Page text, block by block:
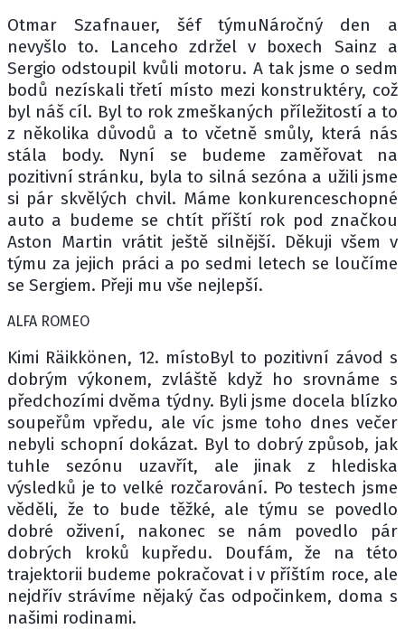
Otmar Szafnauer, šéf týmuNáročný den a
nevyšlo to. Lanceho zdržel v boxech Sainz a
Sergio odstoupil kvůli motoru. A tak jsme o sedm
bodů nezískali třetí místo mezi konstruktéry, což
byl náš cíl. Byl to rok zmeškaných příležitostí a to
z několika důvodů a to včetně smůly, která nás
stála body. Nyní se budeme zaměřovat na
pozitivní stránku, byla to silná sezóna a užili jsme
si pár skvělých chvil. Máme konkurenceschopné
auto a budeme se chtít příští rok pod značkou
Aston Martin vrátit ještě silnější. Děkuji všem v
týmu za jejich práci a po sedmi letech se loučíme
se Sergiem. Přeji mu vše nejlepší.
ALFA ROMEO
Kimi Räikkönen, 12. místoByl to pozitivní závod s
dobrým výkonem, zvláště když ho srovnáme s
předchozími dvěma týdny. Byli jsme docela blízko
soupeřům vpředu, ale víc jsme toho dnes večer
nebyli schopní dokázat. Byl to dobrý způsob, jak
tuhle sezónu uzavřít, ale jinak z hlediska
výsledků je to velké rozčarování. Po testech jsme
věděli, že to bude těžké, ale týmu se povedlo
dobré oživení, nakonec se nám povedlo pár
dobrých kroků kupředu. Doufám, že na této
trajektorii budeme pokračovat i v příštím roce, ale
nejdřív strávíme nějaký čas odpočinkem, doma s
našimi rodinami.